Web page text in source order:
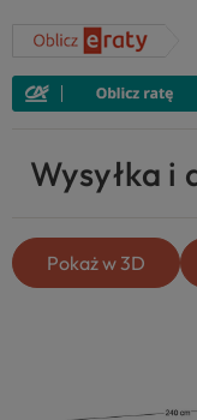
Wysyłka i
Pokaż w 3D